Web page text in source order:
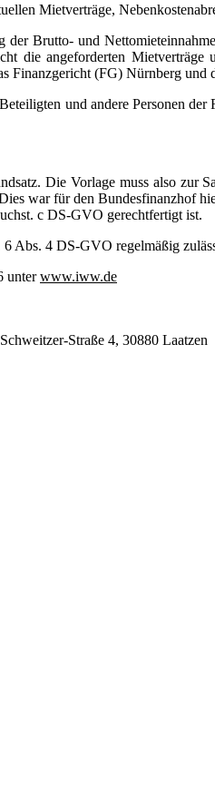
Mietverträge,
Brutto- und
die angeforderten
(FG) Nürnberg und
und andere Personen
Die Vorlage muss also
war für den Bundesfinanzhof
c DS-GVO gerechtfertigt ist.
Abs. 4 DS-GVO regelmäßig
unterwww.iww.de
Straße 4, 30880 Laatzen